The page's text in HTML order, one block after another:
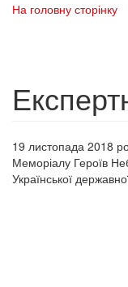
На головну сторінку
19 листопада 2018
Меморіалу Героїв
Української